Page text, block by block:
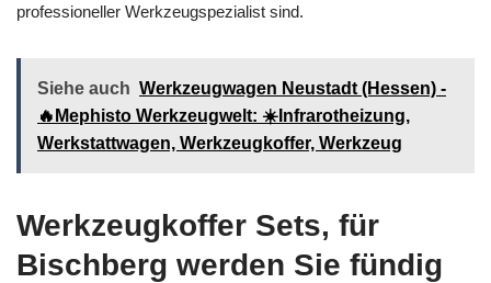
professioneller Werkzeugspezialist sind.
Siehe auch Werkzeugwagen Neustadt (Hessen) -
🔥Mephisto Werkzeugwelt: ☀️Infrarotheizung,
Werkstattwagen, Werkzeugkoffer, Werkzeug
Werkzeugkoffer Sets, für
Bischberg werden Sie fündig